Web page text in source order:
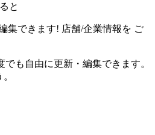
と
集できます! 店舗/企業情報を ご
も自由に更新・編集できます。